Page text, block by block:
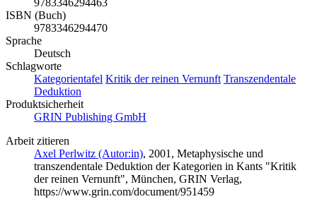
9783346294463
ISBN (Buch)
9783346294470
Sprache
Deutsch
Schlagworte
Kategorientafel Kritik der reinen Vernunft Transzendentale
Deduktion
Produktsicherheit
GRIN Publishing GmbH
Arbeit zitieren
Axel Perlwitz (Autor:in), 2001, Metaphysische und
transzendentale Deduktion der Kategorien in Kants "Kritik
der reinen Vernunft", München, GRIN Verlag,
https://www.grin.com/document/951459